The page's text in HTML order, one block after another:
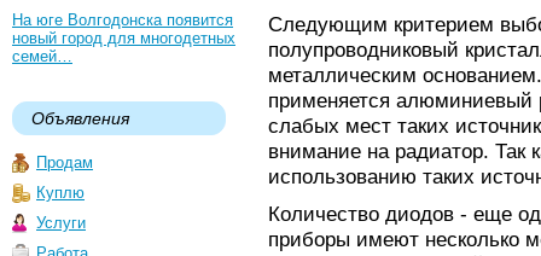
На юге Волгодонска появится
новый город для многодетных
семей…
Объявления
Продам
Куплю
Услуги
Следующим критерием
полупроводниковый
металлическим
применяется алюминиевый
слабых мест таких
внимание на радиатор. Так
использованию таких
Количество диодов - еще
приборы имеют несколько